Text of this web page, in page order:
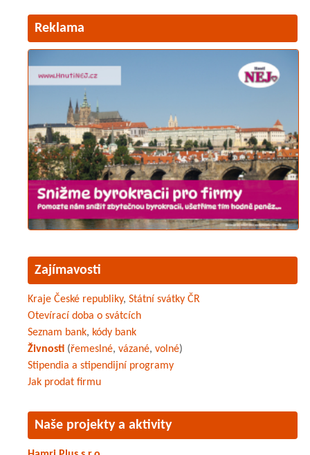
Reklama
Zajímavosti
Kraje České republiky, Státní svátky ČR
Otevírací doba o svátcích
Seznam bank, kódy bank
Živnosti (řemeslné, vázané, volné)
Stipendia a stipendijní programy
Jak prodat firmu
Naše projekty a aktivity